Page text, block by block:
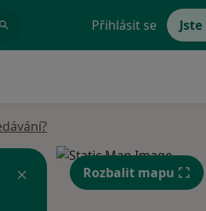
Přihlásit se
Rozbalit mapu